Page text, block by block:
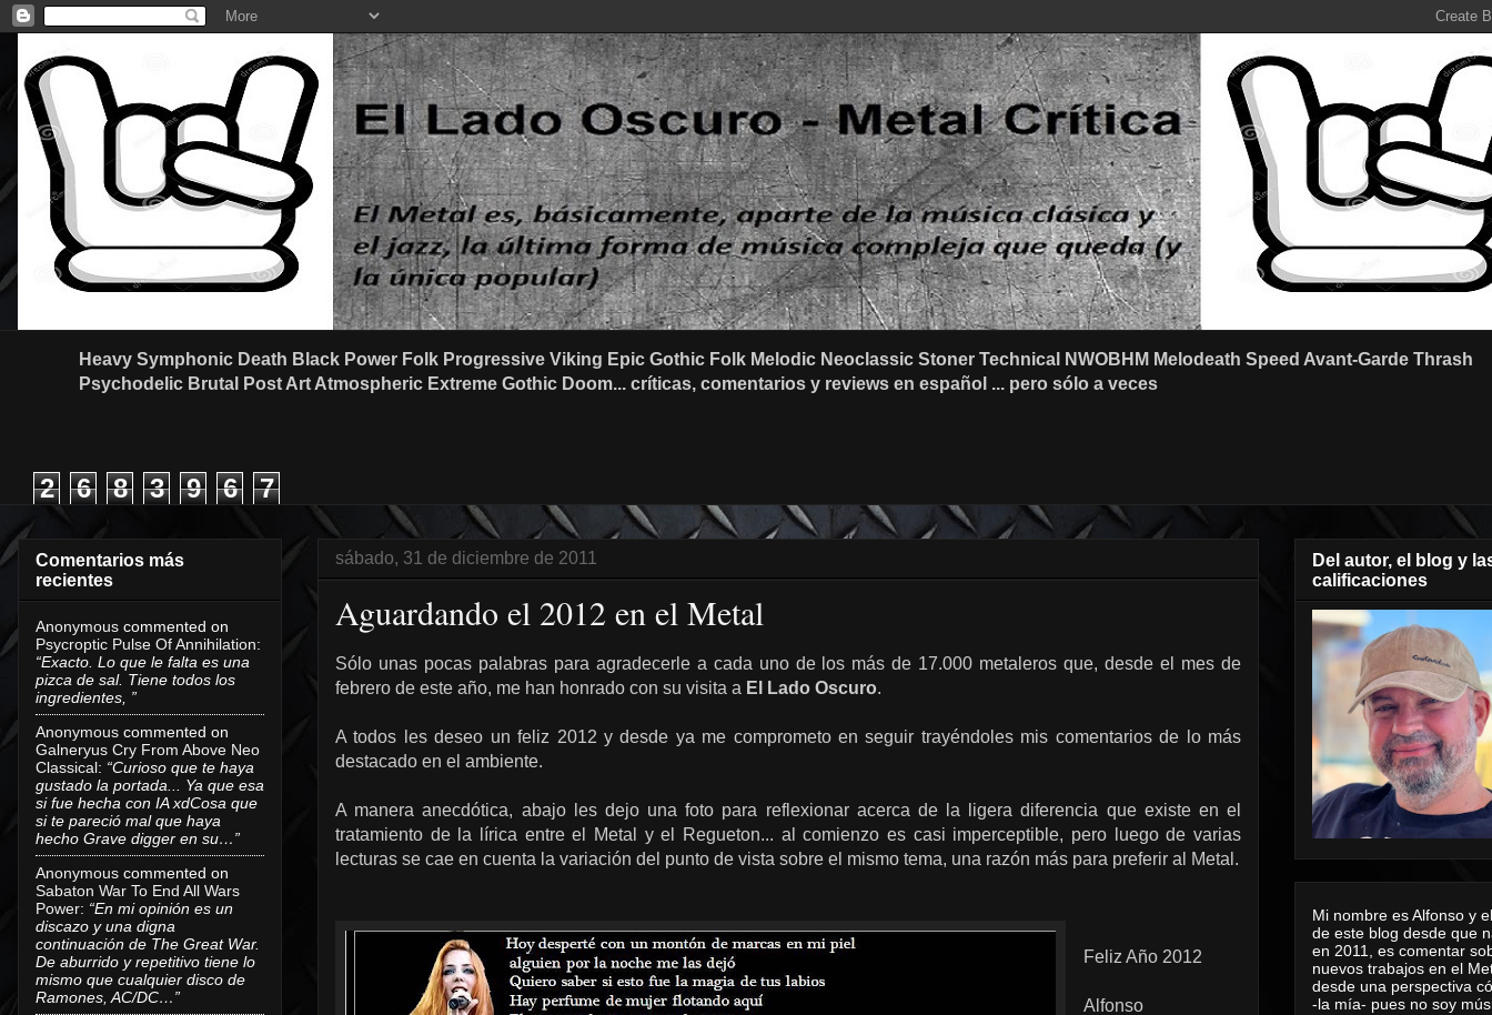
Heavy Symphonic Death Black Power Folk Progressive Viking Epic Gothic Folk Melodic Neoclassic Stoner Technical NWOBHM Melodeath Speed Avant-Garde Thrash
Psychodelic Brutal Post Art Atmospheric Extreme Gothic Doom... críticas, comentarios y reviews en español ... pero sólo a veces
2 6 8 3 9 6 7
sábado, 31 de diciembre de 2011
Aguardando el 2012 en el Metal
Sólo unas pocas palabras para agradecerle a cada uno de los más de 17.000 metaleros que, desde el mes de
febrero de este año, me han honrado con su visita a El Lado Oscuro.
A todos les deseo un feliz 2012 y desde ya me comprometo en seguir trayéndoles mis comentarios de lo más
destacado en el ambiente.
A manera anecdótica, abajo les dejo una foto para reflexionar acerca de la ligera diferencia que existe en el
tratamiento de la lírica entre el Metal y el Regueton... al comienzo es casi imperceptible, pero luego de varias
lecturas se cae en cuenta la variación del punto de vista sobre el mismo tema, una razón más para preferir al Metal.
Feliz Año 2012
Alfonso
Comentarios más
recientes
Anonymous commented on
Psycroptic Pulse Of Annihilation:
“Exacto. Lo que le falta es una
pizca de sal. Tiene todos los
ingredientes, ”
Anonymous commented on
Galneryus Cry From Above Neo
Classical: “Curioso que te haya
gustado la portada... Ya que esa
si fue hecha con IA xdCosa que
si te pareció mal que haya
hecho Grave digger en su…”
Anonymous commented on
Sabaton War To End All Wars
Power: “En mi opinión es un
discazo y una digna
continuación de The Great War.
De aburrido y repetitivo tiene lo
mismo que cualquier disco de
Ramones, AC/DC…”
Del autor, el blog y
calificaciones
Mi nombre es Alfonso y
de este blog desde que
en 2011, es comentar
nuevos trabajos en el
desde una perspectiva
-la mía- pues no soy